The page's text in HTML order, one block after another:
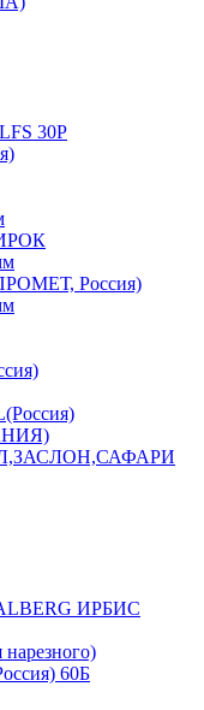
30P
Россия)
ИРБИС
60Б